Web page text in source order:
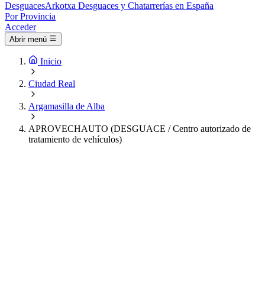
DesguacesArkotxa Desguaces y Chatarrerías en España
Por Provincia
Acceder
Abrir menú
Inicio
Ciudad Real
Argamasilla de Alba
APROVECHAUTO (DESGUACE / Centro autorizado de
tratamiento de vehículos)